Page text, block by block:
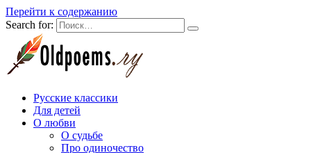
Перейти к содержанию
Search for:
Русские классики
Для детей
О любви
О судьбе
Про одиночество